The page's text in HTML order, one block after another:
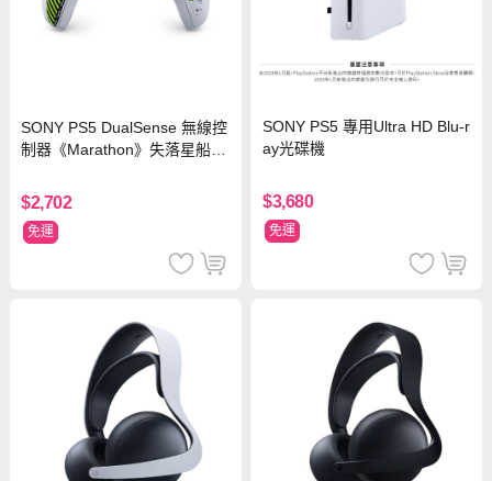
SONY PS5 DualSense 無線控
制器《Marathon》失落星船：
$2,702
免運
SONY PS5 專用Ultra HD Blu-r
ay光碟機
$3,680
免運